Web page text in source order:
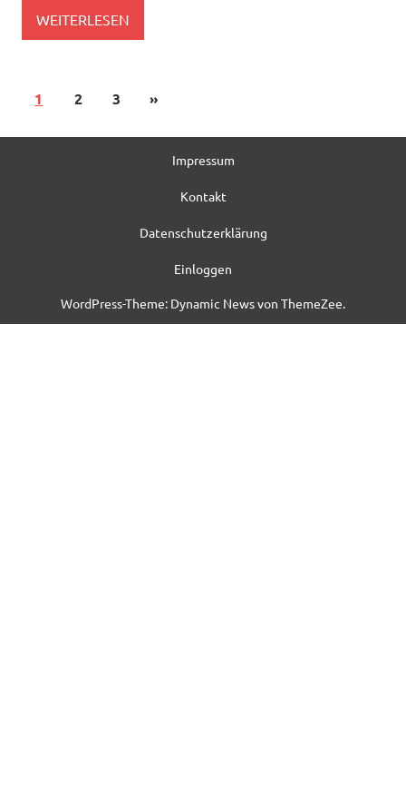
WEITERLESEN
1 2 3 »
Impressum
Kontakt
Datenschutzerklärung
Einloggen
WordPress-Theme: Dynamic News von ThemeZee.